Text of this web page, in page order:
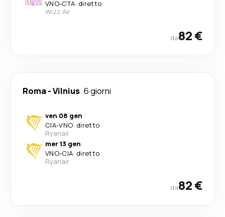
VNO-CTA· diretto
Wizz Air
da82 €
Roma-Vilnius 6 giorni
ven 08 gen
CIA-VNO· diretto
Ryanair
mer 13 gen
VNO-CIA· diretto
Ryanair
da82 €